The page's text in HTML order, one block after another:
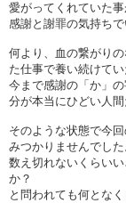
愛がってくれていた事
感謝と謝罪の気持ちで
何より、血の繋がり
た仕事で養い続けてい
今まで感謝の「か」
分が本当にひどい人間
そのような状態で今
みつかりませんでした
数え切れないくらい
か？
と問われても何とな